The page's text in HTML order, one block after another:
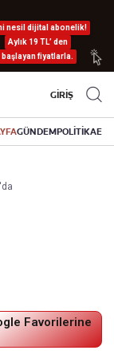
nesil dijital abonelik!
Aylık 19 TL’ den
başlayan fiyatlarla.
GİRİŞ
GÜNDEMPOLİTİKA
Favorilerine